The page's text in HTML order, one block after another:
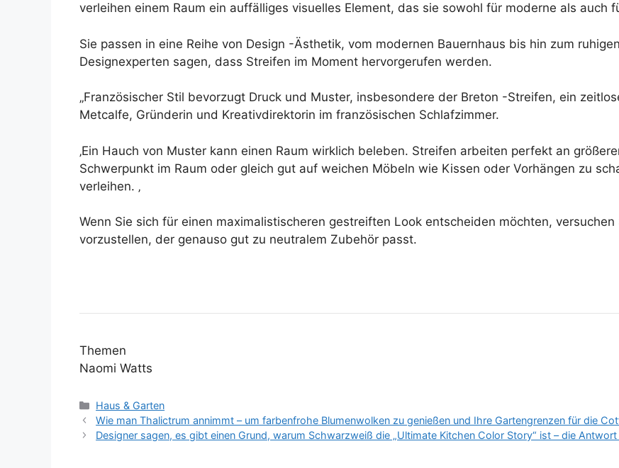
verleihen einem Raum ein auffälliges visuelles Element, das sie sowohl für moderne als auch
Sie passen in eine Reihe von Design -Ästhetik, vom modernen Bauernhaus bis hin zum
Designexperten sagen, dass Streifen im Moment hervorgerufen werden.
„Französischer Stil bevorzugt Druck und Muster, insbesondere der Breton -Streifen, ein
Metcalfe, Gründerin und Kreativdirektorin im französischen Schlafzimmer.
‚Ein Hauch von Muster kann einen Raum wirklich beleben. Streifen arbeiten perfekt an
Schwerpunkt im Raum oder gleich gut auf weichen Möbeln wie Kissen oder Vorhängen zu
verleihen. ‚
Wenn Sie sich für einen maximalistischeren gestreiften Look entscheiden möchten,
vorzustellen, der genauso gut zu neutralem Zubehör passt.
Themen
Naomi Watts
Kategorien
Haus & Garten
Wie man Thalictrum annimmt – um farbenfrohe Blumenwolken zu genießen und Ihre Gartengrenzen für die
Designer sagen, es gibt einen Grund, warum Schwarzweiß die „Ultimate Kitchen Color Story“ ist – die